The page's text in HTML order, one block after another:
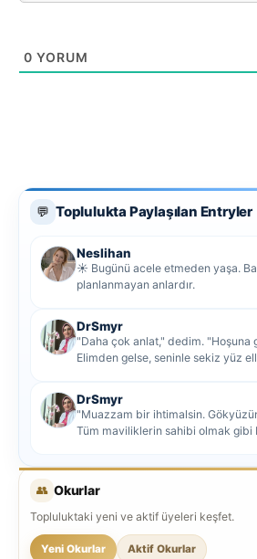
0 YORUM
💬 Toplulukta Paylaşılan Entryler
Neslihan
☀️ Bugünü acele etmeden yaşa.
planlanmayan anlardır.
DrSmyr
"Daha çok anlat," dedim. "Hoşuna
Elimden gelse, seninle sekiz yüz
DrSmyr
"Muazzam bir ihtimalsin.
Tüm maviliklerin sahibi olmak gibi
👥 Okurlar
Topluluktaki yeni ve aktif üyeleri keşfet.
Yeni Okurlar Aktif Okurlar